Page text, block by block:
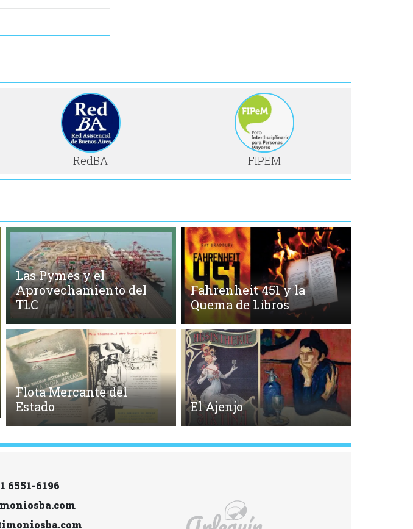
RedBA FIPEM
Las Pymes y el
Aprovechamiento del
TLC
Fahrenheit 451 y la
Quema de Libros
Flota Mercante del
Estado
El Ajenjo
6551-6196